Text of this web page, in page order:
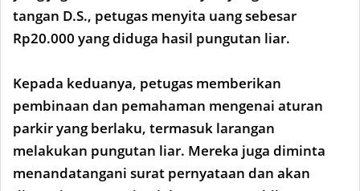
tangan D.S., petugas menyita uang sebesar
Rp20.000 yang diduga hasil pungutan liar.
Kepada keduanya, petugas memberikan
pembinaan dan pemahaman mengenai aturan
parkir yang berlaku, termasuk larangan
melakukan pungutan liar. Mereka juga diminta
menandatangani surat pernyataan dan akan